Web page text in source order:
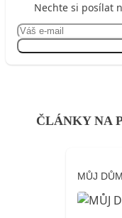
Nechte si posílat
ČLÁNKY NA
MŮJ